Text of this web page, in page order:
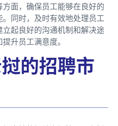
面，确保员工能够在良好的
同时，及时有效地处理员工
起良好的沟通机制和解决途
升员工满意度。
的招聘市